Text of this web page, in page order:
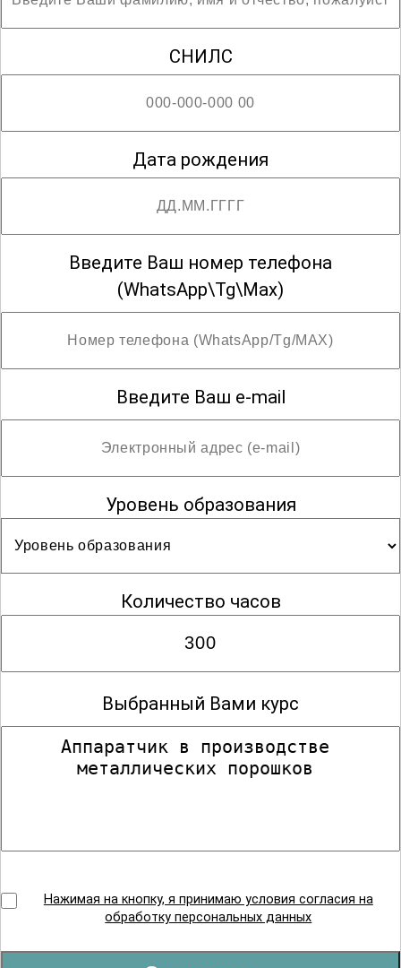
СНИЛС
Дата рождения
Введите Ваш номер телефона
(WhatsApp\Tg\Max)
Введите Ваш e-mail
Уровень образования
Количество часов
Выбранный Вами курс
Нажимая на кнопку, я принимаю условия согласия на
обработку персональных данных